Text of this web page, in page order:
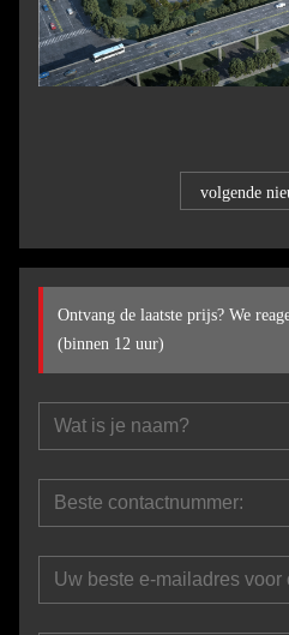
volgende
Ontvang de laatste prijs? We
(binnen 12 uur)